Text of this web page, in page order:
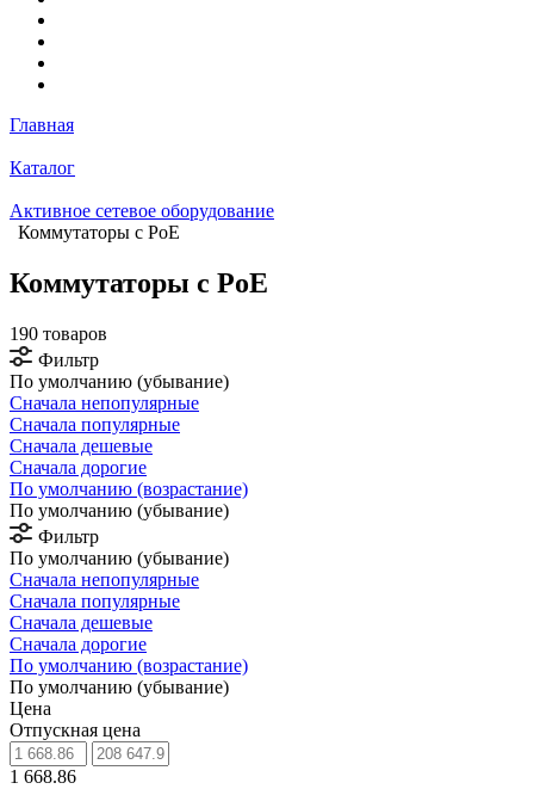
Главная
Каталог
Активное сетевое оборудование
Коммутаторы c PoE
Коммутаторы c PoE
190 товаров
Фильтр
По умолчанию (убывание)
Сначала непопулярные
Сначала популярные
Сначала дешевые
Сначала дорогие
По умолчанию (возрастание)
По умолчанию (убывание)
Фильтр
По умолчанию (убывание)
Сначала непопулярные
Сначала популярные
Сначала дешевые
Сначала дорогие
По умолчанию (возрастание)
По умолчанию (убывание)
Цена
Отпускная цена
1 668.86